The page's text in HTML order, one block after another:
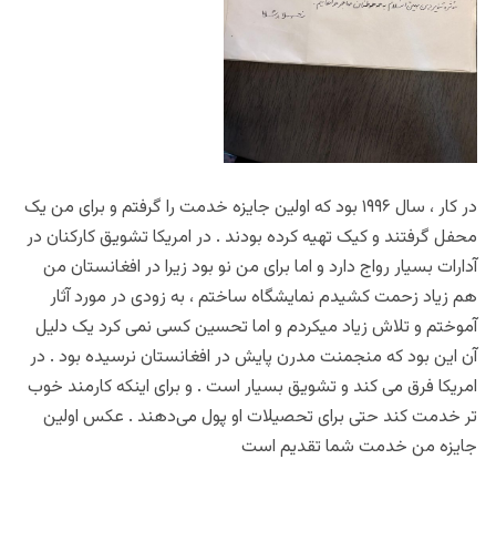
در کار ، سال ۱۹۹۶ بود که اولین جایزه خدمت را گرفتم و برای من یک
محفل گرفتند و کیک تهیه کرده بودند . در امریکا تشویق کارکنان در
آدارات بسیار رواج دارد و اما برای من نو بود زیرا در افغانستان من
هم زیاد زحمت کشیدم نمایشگاه ساختم ، به زودی در مورد آثار
آموختم و تلاش زیاد میکردم و اما تحسین کسی نمی کرد یک دلیل
آن این بود که منجمنت مدرن پایش در افغانستان نرسیده بود . در
امریکا فرق می کند و تشویق بسیار است . و برای اینکه کارمند خوب
تر خدمت کند حتی برای تحصیلات او پول می‌دهند . عکس اولین
جایزه من خدمت شما تقدیم است